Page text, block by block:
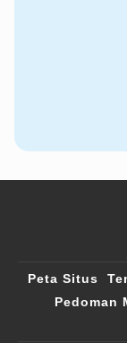
Peta Situs
Pedoman